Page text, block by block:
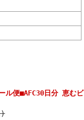
ル便■AFC30日分 恵むビ
)